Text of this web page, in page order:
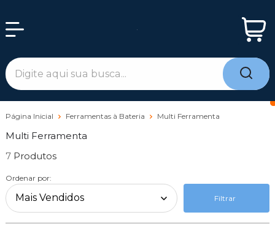
Página Inicial Ferramentas à Bateria Multi Ferramenta
Multi Ferramenta
7
Ordenar por:
Filtrar